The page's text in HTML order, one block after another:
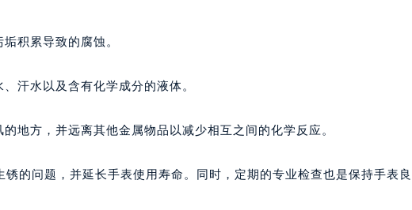
积累导致的腐蚀。
汗水以及含有化学成分的液体。
地方，并远离其他金属物品以减少相互之间的化学反应。
的问题，并延长手表使用寿命。同时，定期的专业检查也是保持手表良